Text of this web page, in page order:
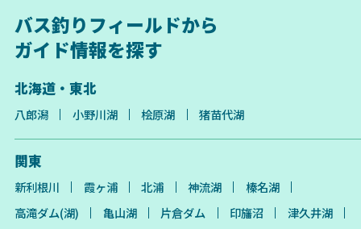
バス釣りフィールドから
ガイド情報を探す
北海道・東北
八郎潟 小野川湖 桧原湖 猪苗代湖
関東
新利根川 霞ヶ浦 北浦 神流湖
榛名湖
高滝ダム(湖)
亀山湖 片倉ダム 印旛沼
津久井湖